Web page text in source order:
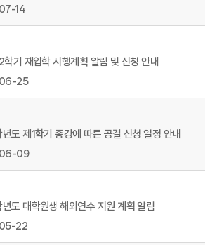
14
기 재입학 시행계획 알림 및 신청 안내
25
도 제1학기 종강에 따른 공결 신청 일정 안내
09
도 대학원생 해외연수 지원 계획 알림
22